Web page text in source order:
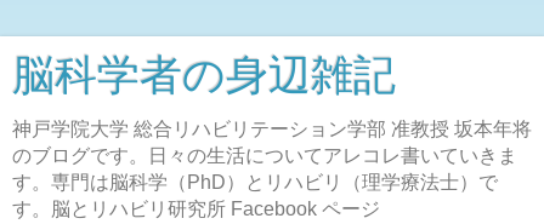
脳科学者の身辺雑記
神戸学院大学 総合リハビリテーション学部 准教授 坂本年将
のブログです。日々の生活についてアレコレ書いていきま
す。専門は脳科学（PhD）とリハビリ（理学療法士）で
す。脳とリハビリ研究所 Facebook ページ